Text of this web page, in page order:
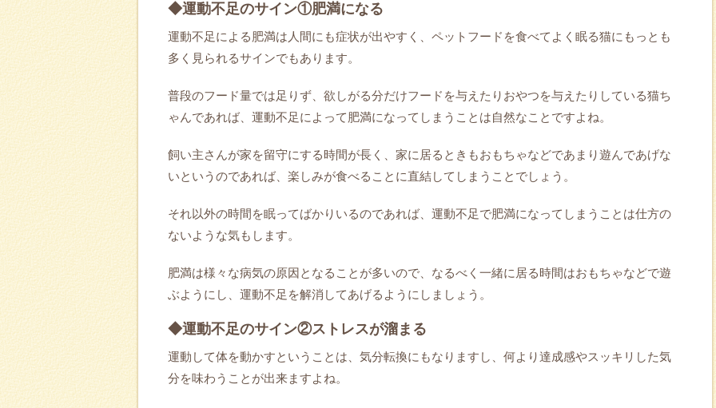
◆運動不足のサイン①肥満になる
運動不足による肥満は人間にも症状が出やすく、ペットフードを食べてよく眠る猫にもっとも
多く見られるサインでもあります。
普段のフード量では足りず、欲しがる分だけフードを与えたりおやつを与えたりしている猫ち
ゃんであれば、運動不足によって肥満になってしまうことは自然なことですよね。
飼い主さんが家を留守にする時間が長く、家に居るときもおもちゃなどであまり遊んであげな
いというのであれば、楽しみが食べることに直結してしまうことでしょう。
それ以外の時間を眠ってばかりいるのであれば、運動不足で肥満になってしまうことは仕方の
ないような気もします。
肥満は様々な病気の原因となることが多いので、なるべく一緒に居る時間はおもちゃなどで遊
ぶようにし、運動不足を解消してあげるようにしましょう。
◆運動不足のサイン②ストレスが溜まる
運動して体を動かすということは、気分転換にもなりますし、何より達成感やスッキリした気
分を味わうことが出来ますよね。